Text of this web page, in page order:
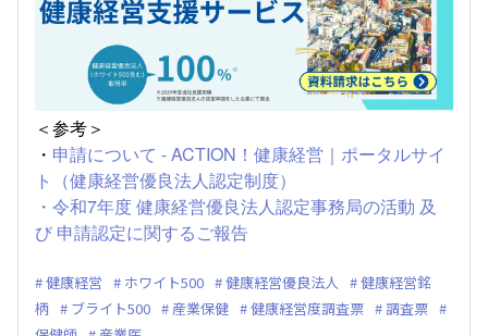
＜参考＞
・ 申請について - ACTION！健康経営｜ポータルサイ
ト（健康経営優良法人認定制度）
・令和7年度 健康経営優良法人認定事務局の活動 及
び 申請認定に関するご報告
健康経営 ホワイト500 健康経営優良法人
健康経営銘
柄
ブライト500 産業保健 健康経営度調査票
調査票